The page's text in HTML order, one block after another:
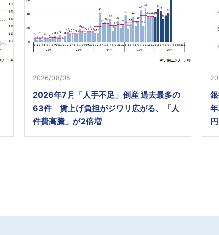
2026/08/05
2026年7月「人手不足」倒産 過去最多の
63件 賃上げ負担がジワリ広がる、「人
件費高騰」が2倍増